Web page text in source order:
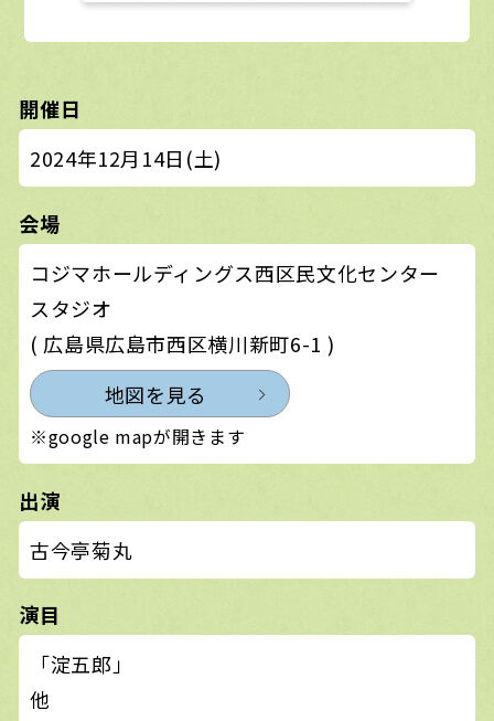
開催日
2024年12月14日(土)
会場
コジマホールディングス西区民文化センター
スタジオ
( 広島県広島市西区横川新町6-1 )
地図を見る
※google mapが開きます
出演
古今亭菊丸
演目
「淀五郎」
他